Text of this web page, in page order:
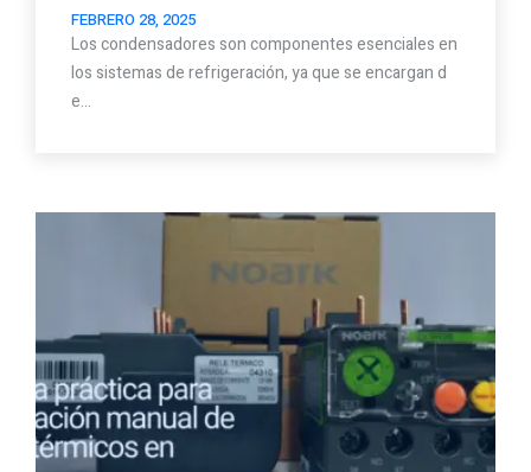
FEBRERO 28, 2025
Los condensadores son componentes esenciales en
los sistemas de refrigeración, ya que se encargan d
e…